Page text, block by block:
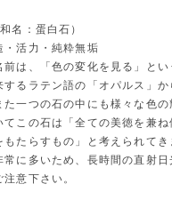
名：蛋白石）
・活力・純粋無垢
前は、「色の変化を見る」と
するラテン語の「オパルス」
た一つの石の中にも様々な色
てこの石は「全ての美徳を兼
もたらすもの」と考えられて
常に多いため、長時間の直射
意下さい。